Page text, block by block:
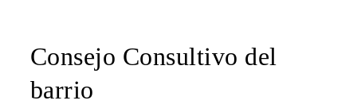
Consejo Consultivo del
barrio